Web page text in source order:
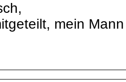
mein